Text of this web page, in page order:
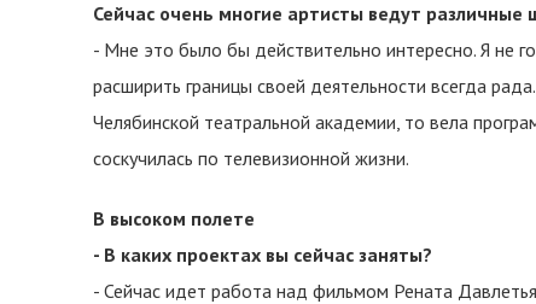
Сейчас очень многие артисты ведут различные
- Мне это было бы действительно интересно. Я не
расширить границы своей деятельности всегда
Челябинской театральной академии, то вела
соскучилась по телевизионной жизни.
В высоком полете
- В каких проектах вы сейчас заняты?
- Сейчас идет работа над фильмом Рената